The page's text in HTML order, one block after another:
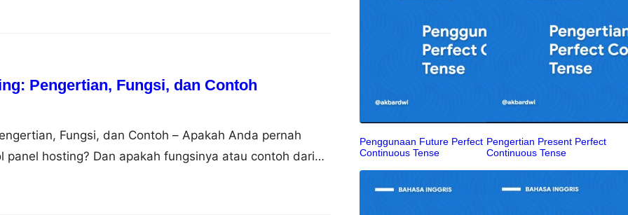
yaitu pernapasan dada dan pernapasan perut.
Pengertian, Fungsi, dan Contoh
Fungsi, dan Contoh – Apakah Anda pernah
panel hosting? Dan apakah fungsinya atau contoh dari
Jika Anda belum tahu tentang semua itu, jangan
ke artikel yang tepat. Pada artikel ini akan dijelaskan
Penggunaan Future Perfect
Continuous Tense
Pengertian Present Perfect
Continuous Tense